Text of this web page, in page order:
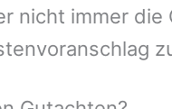
nicht immer